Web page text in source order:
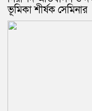
ভূমিকা শীর্ষক সেমিনার